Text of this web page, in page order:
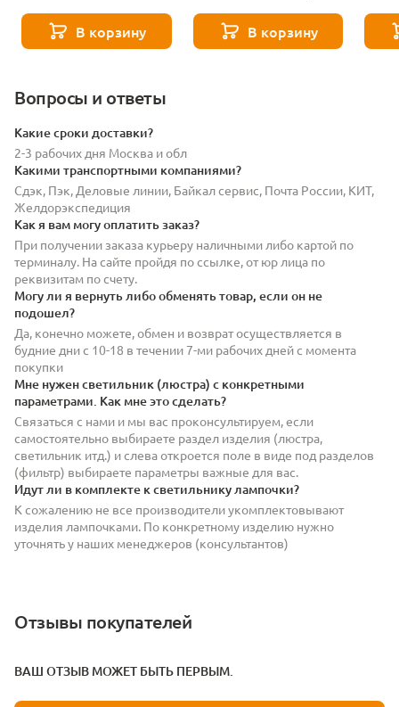
В корзину В корзину
Вопросы и ответы
Какие сроки доставки?
2-3 рабочих дня Москва и обл
Какими транспортными компаниями?
Сдэк, Пэк, Деловые линии, Байкал сервис, Почта России, КИТ,
Желдорэкспедиция
Как я вам могу оплатить заказ?
При получении заказа курьеру наличными либо картой по
терминалу. На сайте пройдя по ссылке, от юр лица по
реквизитам по счету.
Могу ли я вернуть либо обменять товар, если он не
подошел?
Да, конечно можете, обмен и возврат осуществляется в
будние дни с 10-18 в течении 7-ми рабочих дней с момента
покупки
Мне нужен светильник (люстра) с конкретными
параметрами. Как мне это сделать?
Связаться с нами и мы вас проконсультируем, если
самостоятельно выбираете раздел изделия (люстра,
светильник итд.) и слева откроется поле в виде под разделов
(фильтр) выбираете параметры важные для вас.
Идут ли в комплекте к светильнику лампочки?
К сожалению не все производители укомплектовывают
изделия лампочками. По конкретному изделию нужно
уточнять у наших менеджеров (консультантов)
Отзывы покупателей
ВАШ ОТЗЫВ МОЖЕТ БЫТЬ ПЕРВЫМ.